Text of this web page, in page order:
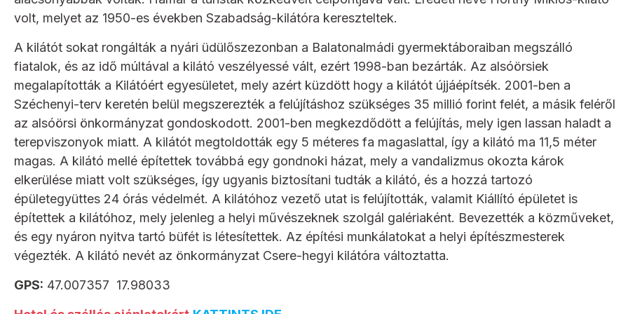
volt, melyet az 1950-es években Szabadság-kilátóra kereszteltek.
A kilátót sokat rongálták a nyári üdülőszezonban a Balatonalmádi gyermektáboraiban megszálló
fiatalok, és az idő múltával a kilátó veszélyessé vált, ezért 1998-ban bezárták. Az alsóörsiek
megalapították a Kilátóért egyesületet, mely azért küzdött hogy a kilátót újjáépítsék. 2001-ben a
Széchenyi-terv keretén belül megszerezték a felújításhoz szükséges 35 millió forint felét, a másik feléről
az alsóörsi önkormányzat gondoskodott. 2001-ben megkezdődött a felújítás, mely igen lassan haladt a
terepviszonyok miatt. A kilátót megtoldották egy 5 méteres fa magaslattal, így a kilátó ma 11,5 méter
magas. A kilátó mellé építettek továbbá egy gondnoki házat, mely a vandalizmus okozta károk
elkerülése miatt volt szükséges, így ugyanis biztosítani tudták a kilátó, és a hozzá tartozó
épületegyüttes 24 órás védelmét. A kilátóhoz vezető utat is felújították, valamit Kiállító épületet is
építettek a kilátóhoz, mely jelenleg a helyi művészeknek szolgál galériaként. Bevezették a közműveket,
és egy nyáron nyitva tartó büfét is létesítettek. Az építési munkálatokat a helyi építészmesterek
végezték. A kilátó nevét az önkormányzat Csere-hegyi kilátóra változtatta.
GPS: 47.007357 17.98033